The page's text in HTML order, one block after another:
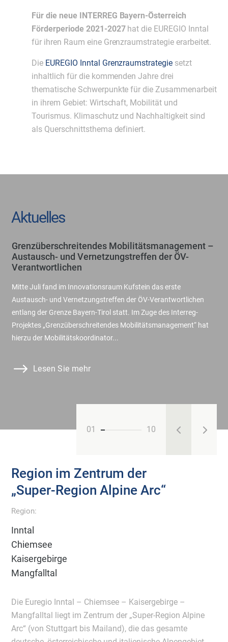
Für die neue INTERREG Bayern-Österreich
Förderperiode 2021-2027hat die EUREGIO Inntal
für ihren Raum eine Grenzraumstrategie erarbeitet.
Die EUREGIO Inntal Grenzraumstrategiesetzt
inhaltlich für die kommenden Jahre drei
thematische Schwerpunkte für die Zusammenarbeit
in ihrem Gebiet: Wirtschaft, Mobilität und
Tourismus. Klimaschutz und Nachhaltigkeit sind
als Querschnittsthema definiert.
Aktuelles
Grenzüberschreitendes Mobilitätsmanagement –
Austausch- und Vernetzungstreffen der ÖV-
Verantwortlichen
Mitte Juli fand im Innovationsraum Kufstein das erste
Austausch- und Vernetzungstreffen der ÖV-Verantwortlichen
entlang der Grenze Bayern-Tirol statt. Im Zuge des Interreg-
Projektes „Grenzüberschreitendes Mobilitätsmanagement“ hat
hierzu der Mobilitätskoordinator...
Lesen Sie mehr
01 10
Region im Zentrum der
„Super-Region Alpine Arc“
Region:
Inntal
Chiemsee
Kaisergebirge
Mangfalltal
Die Euregio Inntal – Chiemsee – Kaisergebirge –
Mangfalltal liegt im Zentrum der „Super-Region Alpine
Arc“ (von Stuttgart bis Mailand), die das gesamte